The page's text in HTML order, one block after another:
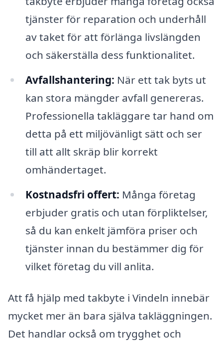
tjänster för reparation och underhåll
av taket för att förlänga livslängden
och säkerställa dess funktionalitet.
Avfallshantering: När ett tak byts ut
kan stora mängder avfall genereras.
Professionella takläggare tar hand om
detta på ett miljövänligt sätt och ser
till att allt skräp blir korrekt
omhändertaget.
Kostnadsfri offert: Många företag
erbjuder gratis och utan förpliktelser,
så du kan enkelt jämföra priser och
tjänster innan du bestämmer dig för
vilket företag du vill anlita.
Att få hjälp med takbyte i Vindeln innebär
mycket mer än bara själva takläggningen.
Det handlar också om trygghet och